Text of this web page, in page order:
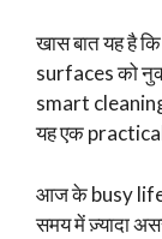
खास बात यह है
surfaces को
smart
यह एक
आज के busy
समय में ज़्यादा